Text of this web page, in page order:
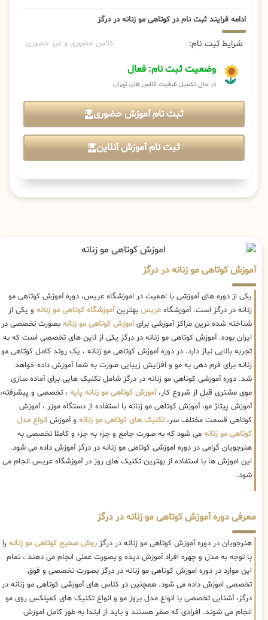
ادامه فرایند ثبت نام در کوتاهی مو زنانه در درگز
شرایط ثبت نام: کلاس حضوری و غیر حضوری
وضعیت ثبت نام: فعال
در حال تکمیل ظرفیت کلاس های تهران
ثبت نام آموزش حضوری
ثبت نام آموزش آنلاین
آموزش کوتاهی مو زنانه در درگز
یکی از دوره های آموزشی با اهمیت در اموزشگاه عریس، دوره آموزش کوتاهی مو
زنانه در درگز است. آموزشگاهعریسبهترینآموزشگاه کوتاهی مو زنانهو یکی از
شناخته شده ترین مراکز آموزشی برایاموزش کوتاهی مو زنانهبصورت تخصصی در
ایران بوده. آموزش کوتاهی مو زنانه در درگز یکی از لاین های تخصصی است که به
تجربه بالایی نیاز دارد. در دوره آموزش کوتاهی مو زنانه ، یک روند کامل کوتاهی مو
زنانه برای فرم دهی به مو و افزایش زیبایی صورت به شما آموزش داده خواهد
شد. دوره آموزشی کوتاهی مو زنانه در درگز شامل تکنیک هایی برای آماده سازی
موی مشتری قبل از شروع کار،آموزش کوتاهی مو زنانه پایه، تخصصی و پیشرفته،
آموزش پیتاژ مو، آموزش کوتاهی مو زنانه با استفاده از دستگاه موزر ، آموزش
کوتاهی قسمت مختلف سر،تکنیک های کوتاهی مو زنانهو آموزشانواع مدل
کوتاهی مو زنانهمی شود که به صورت جامع و جزء به جزء و کاملا تخصصی به
هنرجویان گرامی در دوره اموزشی کوتاهی مو زنانه در درگز آموزش داده می شود.
این اموزش ها با استفاده از بهترین تکنیک های روز در آموزشگاه عریس انجام می
شود.
معرفی دوره آموزش کوتاهی مو زنانه در درگز
هنرجویان در دوره آموزش کوتاهی مو زنانه در درگزروش صحیح کوتاهی مو زنانهرا
با توجه به مدل و چهره افراد آموزش دیده و بصورت عملی انجام می دهند ، تمام
این موارد در دوره اموزش کوتاهی مو زنانه در درگز بصورت تخصصی و فوق
تخصصی اموزش داده می شود. همچنین در کلاس های آموزشی کوتاهی مو زنانه در
درگز، آشنایی تخصصی با انواع مدل بروز مو و انواع تکنیک های کمپلکس روی مو
انجام می شوند. افرادی که صفر هستند و باید از ابتدا به طور کامل اموزش